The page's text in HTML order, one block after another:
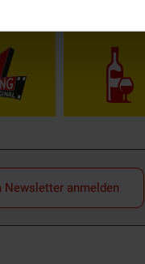
Newsletter anmelden